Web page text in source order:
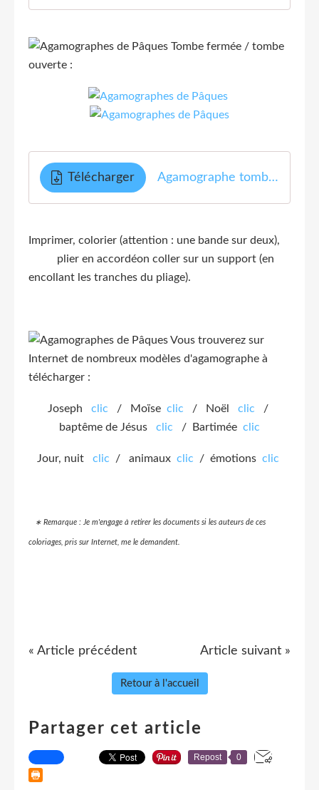
Tombe fermée / tombe
ouverte :
Télécharger Agamographe tombe fermée et tombe ouverte
Imprimer, colorier (attention : une bande sur deux),
plier en accordéon coller sur un support (en
encollant les tranches du pliage).
Vous trouverez sur
Internet de nombreux modèles d'agamographe à
télécharger :
Joseph clic / Moïse clic / Noël clic
/
baptême de Jésus clic / Bartimée clic
Jour, nuit clic / animaux clic / émotions clic
∗ Remarque : Je m'engage à retirer les documents si les auteurs de ces
coloriages, pris sur Internet, me le demandent.
« Article précédent Article suivant »
Retour à l'accueil
Partager cet article
Repost 0